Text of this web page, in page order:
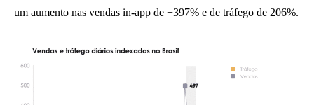
um aumento nas vendas in-app de +397% e de tráfego de 206%.